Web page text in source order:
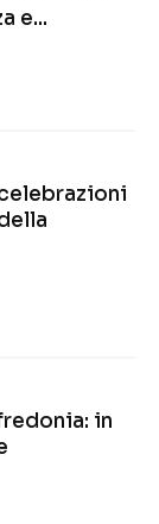
e...
in